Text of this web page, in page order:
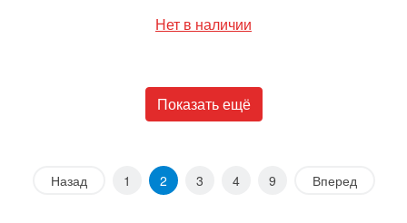
Нет в наличии
Показать ещё
Назад 1 2 3 4 9 Вперед